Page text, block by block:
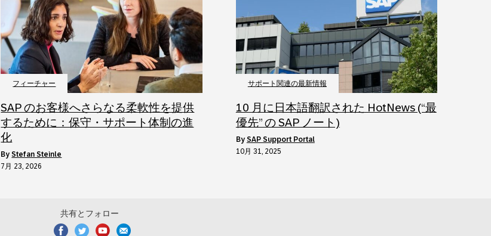
フィーチャー
SAP のお客様へさらなる柔軟性を提供
するために：保守・サポート体制の進
化
byStefan Steinle
7月 23, 2026
サポート関連の最新情報
10 月に日本語翻訳された HotNews (“最
優先” の SAP ノート)
by SAP Support Portal
10月 31, 2025
共有とフォロー